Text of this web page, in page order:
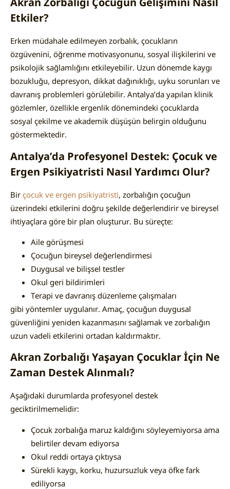
Etkiler?
Erken müdahale edilmeyen zorbalık, çocukların
özgüvenini, öğrenme motivasyonunu, sosyal ilişkilerini ve
psikolojik sağlamlığını etkileyebilir. Uzun dönemde kaygı
bozukluğu, depresyon, dikkat dağınıklığı, uyku sorunları ve
davranış problemleri görülebilir. Antalya’da yapılan klinik
gözlemler, özellikle ergenlik dönemindeki çocuklarda
sosyal çekilme ve akademik düşüşün belirgin olduğunu
göstermektedir.
Antalya’da Profesyonel Destek: Çocuk ve
Ergen Psikiyatristi Nasıl Yardımcı Olur?
Bir çocuk ve ergen psikiyatristi, zorbalığın çocuğun
üzerindeki etkilerini doğru şekilde değerlendirir ve bireysel
ihtiyaçlara göre bir plan oluşturur. Bu süreçte:
Aile görüşmesi
Çocuğun bireysel değerlendirmesi
Duygusal ve bilişsel testler
Okul geri bildirimleri
Terapi ve davranış düzenleme çalışmaları
gibi yöntemler uygulanır. Amaç, çocuğun duygusal
güvenliğini yeniden kazanmasını sağlamak ve zorbalığın
uzun vadeli etkilerini ortadan kaldırmaktır.
Akran Zorbalığı Yaşayan Çocuklar İçin Ne
Zaman Destek Alınmalı?
Aşağıdaki durumlarda profesyonel destek
geciktirilmemelidir:
Çocuk zorbalığa maruz kaldığını söyleyemiyorsa ama
belirtiler devam ediyorsa
Okul reddi ortaya çıktıysa
Sürekli kaygı, korku, huzursuzluk veya öfke fark
ediliyorsa